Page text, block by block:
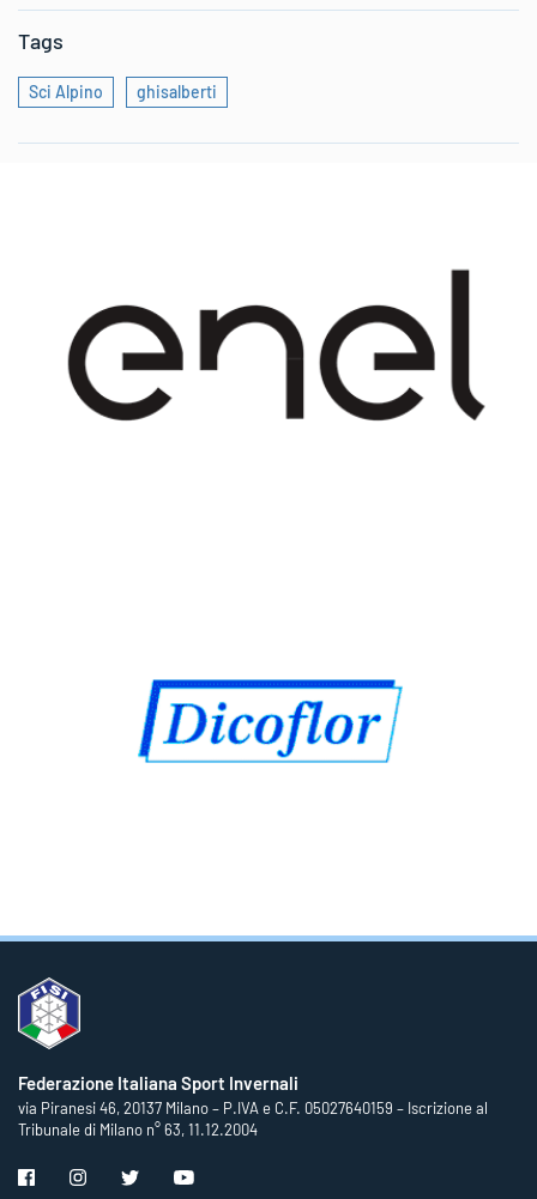
Tags
Sci Alpino ghisalberti
Federazione Italiana Sport Invernali
via Piranesi 46, 20137 Milano – P.IVA e C.F. 05027640159 – Iscrizione al
Tribunale di Milano n° 63, 11.12.2004